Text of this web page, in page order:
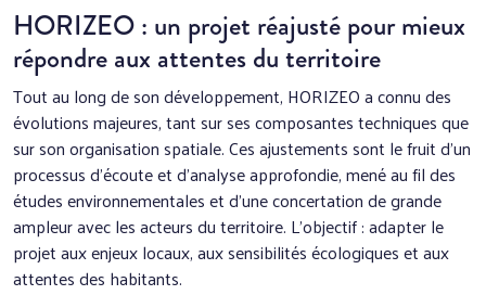
HORIZEO : un projet réajusté pour mieux
répondre aux attentes du territoire
Tout au long de son développement, HORIZEO a connu des
évolutions majeures, tant sur ses composantes techniques que
sur son organisation spatiale. Ces ajustements sont le fruit d’un
processus d’écoute et d’analyse approfondie, mené au fil des
études environnementales et d’une concertation de grande
ampleur avec les acteurs du territoire. L’objectif : adapter le
projet aux enjeux locaux, aux sensibilités écologiques et aux
attentes des habitants.